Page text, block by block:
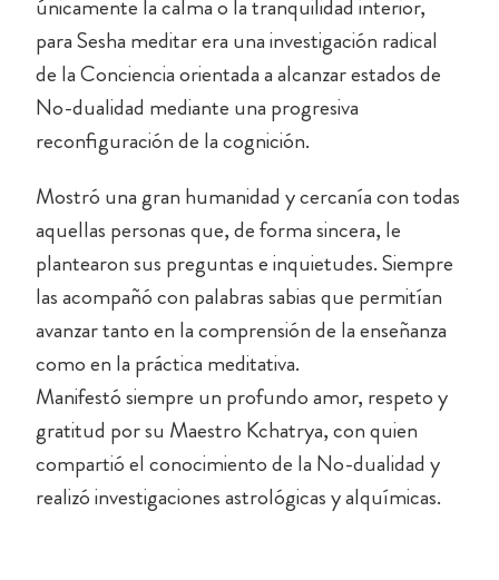
únicamente la calma o la tranquilidad interior,
para Sesha meditar era una investigación radical
de la Conciencia orientada a alcanzar estados de
No-dualidad mediante una progresiva
reconfiguración de la cognición.
Mostró una gran humanidad y cercanía con todas
aquellas personas que, de forma sincera, le
plantearon sus preguntas e inquietudes. Siempre
las acompañó con palabras sabias que permitían
avanzar tanto en la comprensión de la enseñanza
como en la práctica meditativa.
Manifestó siempre un profundo amor, respeto y
gratitud por su Maestro Kchatrya, con quien
compartió el conocimiento de la No-dualidad y
realizó investigaciones astrológicas y alquímicas.